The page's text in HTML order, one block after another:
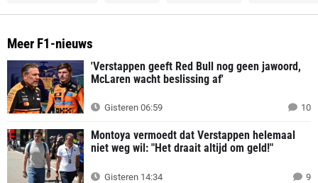
Meer F1-nieuws
'Verstappen geeft Red Bull nog geen jawoord,
McLaren wacht beslissing af'
Gisteren 06:59 10
Montoya vermoedt dat Verstappen helemaal
niet weg wil: "Het draait altijd om geld!"
Gisteren 14:34 9